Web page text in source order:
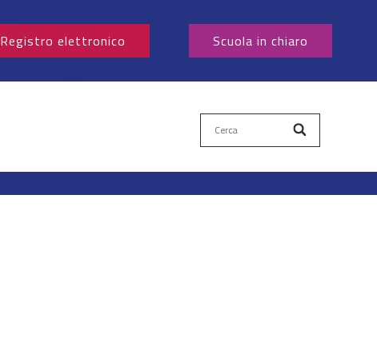
Registro elettronico Scuola in chiaro